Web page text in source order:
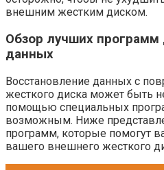
внешним жестким диском.
Обзор лучших программ
данных
Восстановление данных с
жесткого диска может быть
помощью специальных
возможным. Ниже
программ, которые помогут
вашего внешнего жесткого